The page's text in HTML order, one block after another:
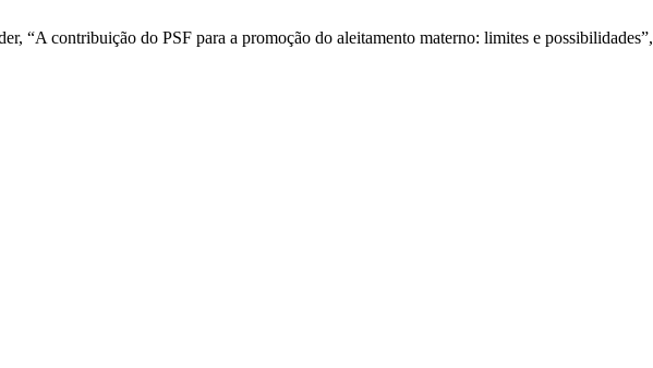
“A contribuição do PSF para a promoção do aleitamento materno: limites e possibilidades”,